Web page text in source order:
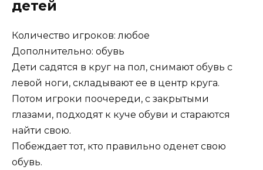
детей
Количество игроков: любое
Дополнительно: обувь
Дети садятся в круг на пол, снимают обувь с
левой ноги, складывают ее в центр круга.
Потом игроки поочереди, с закрытыми
глазами, подходят к куче обуви и стараются
найти свою.
Побеждает тот, кто правильно оденет свою
обувь.